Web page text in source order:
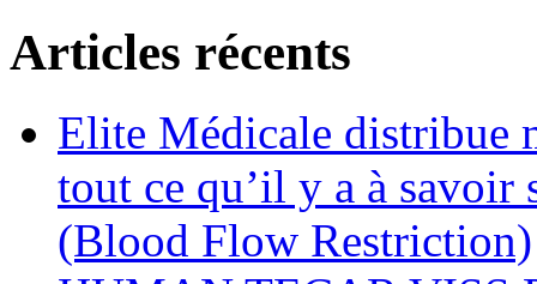
Articles récents
Elite Médicale distribue
tout ce qu’il y a à savoir
(Blood Flow Restriction)